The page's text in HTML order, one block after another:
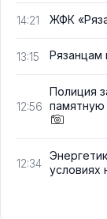
14:21 ЖФК
13:15
12:56
Полиция
памятную
12:34
условиях